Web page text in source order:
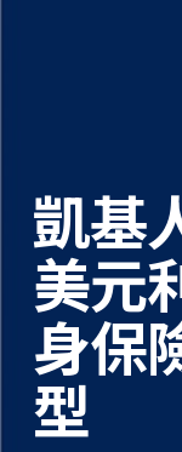
凱基
美元
身保
型